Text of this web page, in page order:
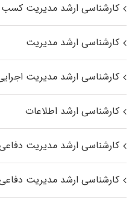
کارشناسی ارشد مدیریت کسب
کارشناسی ارشد مدیریت
کارشناسی ارشد مدیریت
کارشناسی ارشد اطلاعات
کارشناسی ارشد مدیریت دفاعی
کارشناسی ارشد مدیریت دفاعی